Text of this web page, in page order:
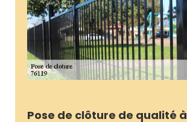
Pose de clôture de qualité à